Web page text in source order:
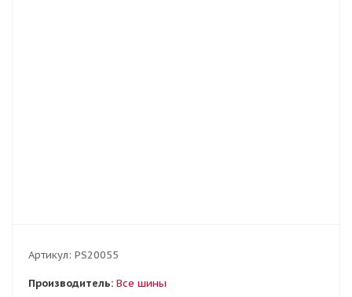
Артикул: PS20055
Производитель: Все шины